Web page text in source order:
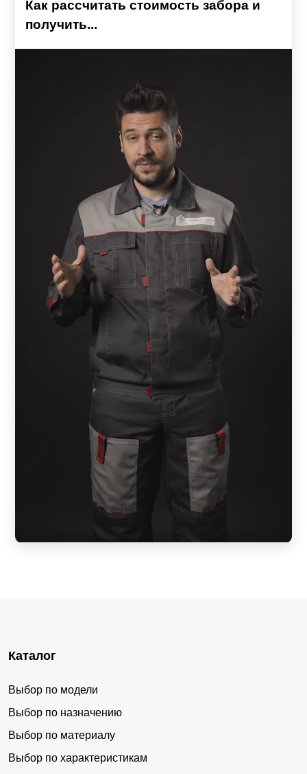
Как рассчитать стоимость забора и
получить...
Каталог
Выбор по модели
Выбор по назначению
Выбор по материалу
Выбор по характеристикам